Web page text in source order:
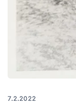
7.2.2022